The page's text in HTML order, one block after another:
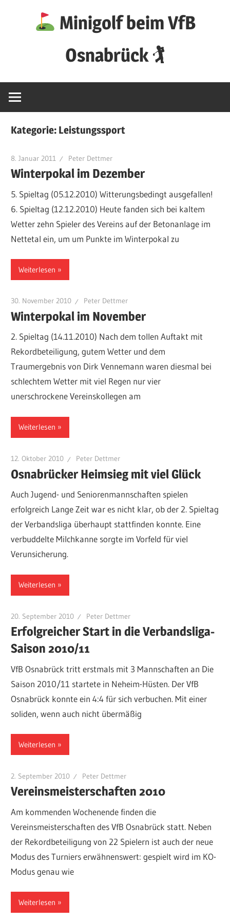
Minigolf beim VfB
Osnabrück 🏌
Kategorie: Leistungssport
8. Januar 2011 Peter Dettmer
Winterpokal im Dezember
5. Spieltag (05.12.2010) Witterungsbedingt ausgefallen!
6. Spieltag (12.12.2010) Heute fanden sich bei kaltem
Wetter zehn Spieler des Vereins auf der Betonanlage im
Nettetal ein, um um Punkte im Winterpokal zu
Weiterlesen
30. November 2010 Peter Dettmer
Winterpokal im November
2. Spieltag (14.11.2010) Nach dem tollen Auftakt mit
Rekordbeteiligung, gutem Wetter und dem
Traumergebnis von Dirk Vennemann waren diesmal bei
schlechtem Wetter mit viel Regen nur vier
unerschrockene Vereinskollegen am
Weiterlesen
12. Oktober 2010 Peter Dettmer
Osnabrücker Heimsieg mit viel Glück
Auch Jugend- und Seniorenmannschaften spielen
erfolgreich Lange Zeit war es nicht klar, ob der 2. Spieltag
der Verbandsliga überhaupt stattfinden konnte. Eine
verbuddelte Milchkanne sorgte im Vorfeld für viel
Verunsicherung.
Weiterlesen
20. September 2010 Peter Dettmer
Erfolgreicher Start in die Verbandsliga-
Saison 2010/11
VfB Osnabrück tritt erstmals mit 3 Mannschaften an Die
Saison 2010/11 startete in Neheim-Hüsten. Der VfB
Osnabrück konnte ein 4:4 für sich verbuchen. Mit einer
soliden, wenn auch nicht übermäßig
Weiterlesen
2. September 2010 Peter Dettmer
Vereinsmeisterschaften 2010
Am kommenden Wochenende finden die
Vereinsmeisterschaften des VfB Osnabrück statt. Neben
der Rekordbeteiligung von 22 Spielern ist auch der neue
Modus des Turniers erwähnenswert: gespielt wird im KO-
Modus genau wie
Weiterlesen